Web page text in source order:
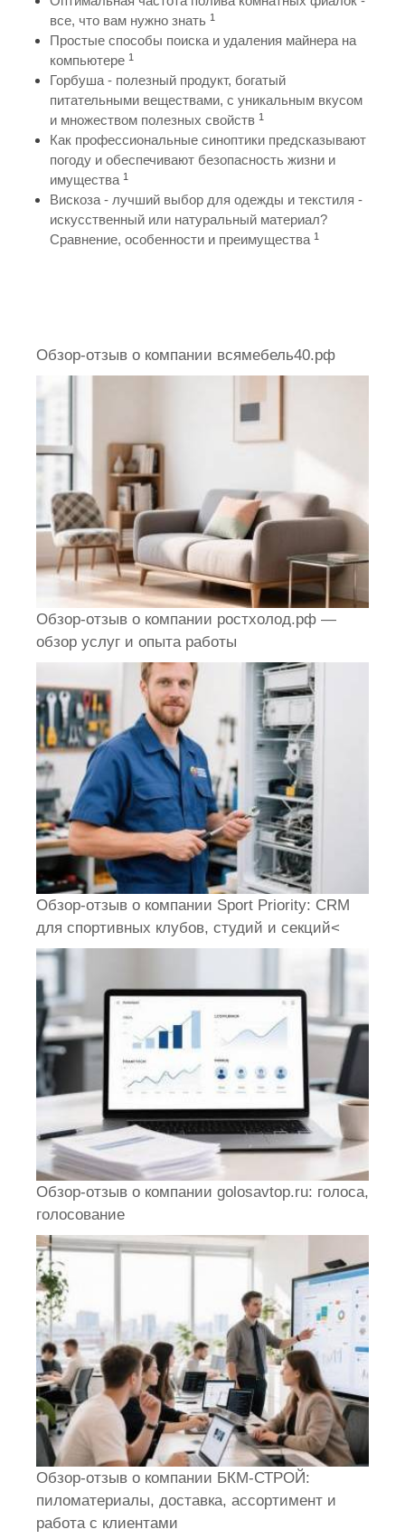
все, что вам нужно знать 1
Простые способы поиска и удаления майнера на
компьютере 1
Горбуша - полезный продукт, богатый
питательными веществами, с уникальным вкусом
и множеством полезных свойств 1
Как профессиональные синоптики предсказывают
погоду и обеспечивают безопасность жизни и
имущества 1
Вискоза - лучший выбор для одежды и текстиля -
искусственный или натуральный материал?
Сравнение, особенности и преимущества 1
Обзор-отзыв о компании всямебель40.рф
Обзор-отзыв о компании ростхолод.рф —
обзор услуг и опыта работы
Обзор-отзыв о компании Sport Priority: CRM
для спортивных клубов, студий и секций<
Обзор-отзыв о компании golosavtop.ru: голоса,
голосование
Обзор-отзыв о компании БКМ-СТРОЙ:
пиломатериалы, доставка, ассортимент и
работа с клиентами